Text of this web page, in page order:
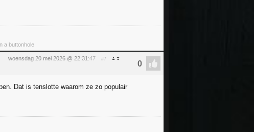
a buttonhole
woensdag 20 mei 2026 @ 22:31 :47 #7
Dat is tenslotte waarom ze zo populair